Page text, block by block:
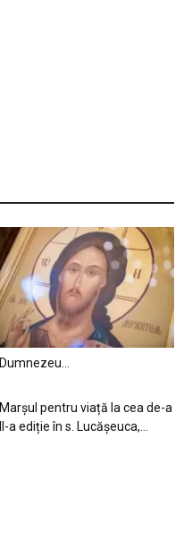
Dumnezeu…
Marșul pentru viață la cea de-a
II-a ediție în s. Lucășeuca,...